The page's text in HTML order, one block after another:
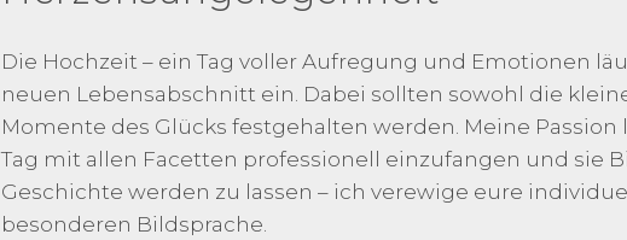
Die Hochzeit – ein Tag voller Aufregung und Emotionen
neuen Lebensabschnitt ein. Dabei sollten sowohl die
Momente des Glücks festgehalten werden. Meine
Tag mit allen Facetten professionell einzufangen und sie
Geschichte werden zu lassen – ich verewige eure
besonderen Bildsprache.